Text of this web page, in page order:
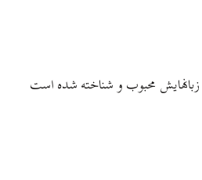
زبانهایش محبوب و شناخته شده است